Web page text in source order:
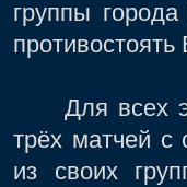
группы
противостоять
Для всех
трёх матчей
из своих